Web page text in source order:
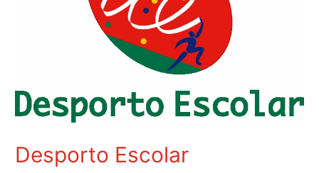
Desporto Escolar